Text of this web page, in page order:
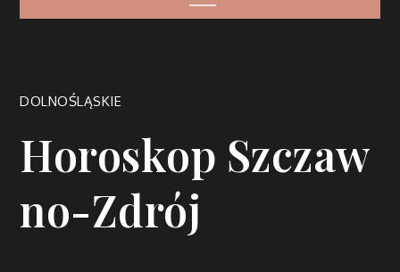
DOLNOŚLĄSKIE
Horoskop Szczaw
no-Zdrój